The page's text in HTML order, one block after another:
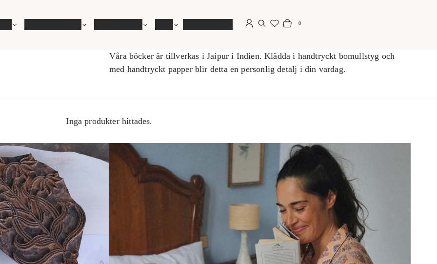
Logga in
Sök Din korg
0
Varor
Våra böcker är tillverkas i Jaipur i Indien. Klädda i handtryckt bomullstyg och
med handtryckt papper blir detta en personlig detalj i din vardag.
Inga produkter hittades.